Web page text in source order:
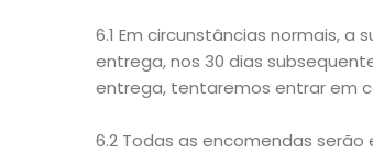
6.1 Em circunstâncias normais,
entrega, nos 30 dias
entrega, tentaremos entrar em
6.2 Todas as encomendas